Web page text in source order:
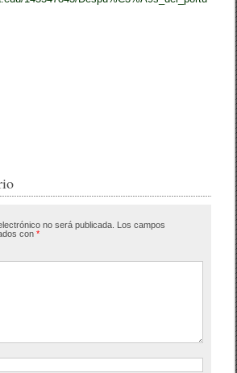
no será publicada. Los campos
con*